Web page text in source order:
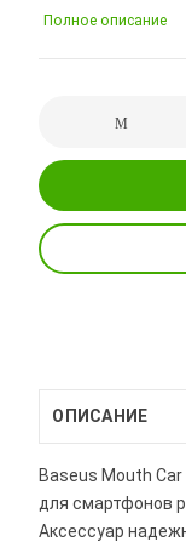
Полное описание
ОПИСАНИЕ
Baseus Mouth
для смартфонов
Аксессуар